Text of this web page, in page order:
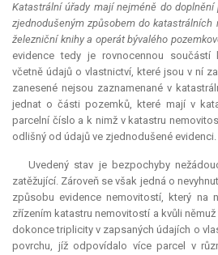
Katastrální úřady mají nejméně do
zjednodušeným způsobem do katastrálních
železniční knihy a operát bývalého
evidence tedy je rovnocennou součástí
včetně údajů o vlastnictví, které jsou v ní
zanesené nejsou zaznamenané v
jednat o části pozemků, které mají v
parcelní číslo a k nimž v katastru
odlišný od údajů ve zjednodušené evidenci.
Uvedený stav je bezpochyby
zatěžující. Zároveň se však jedná o
způsobu evidence nemovitostí, který na
zřízením katastru nemovitostí a kvůli
dokonce triplicity v zapsaných údajích o
povrchu, jíž odpovídalo více parcel v